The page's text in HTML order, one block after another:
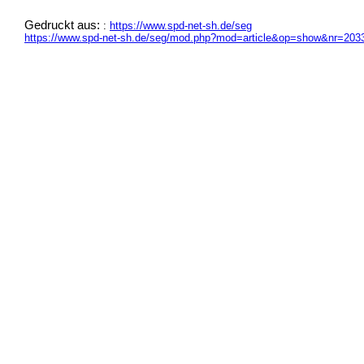
Gedruckt aus: : https://www.spd-net-sh.de/seg
https://www.spd-net-sh.de/seg/